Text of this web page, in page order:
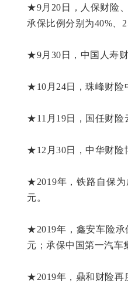
★9月20日，人保财险
承保比例分别为40%、
★9月30日，中国人寿
★10月24日，珠峰财险
★11月19日，国任财险
★12月30日，中华财险
★2019年，铁路自保为
元。
★2019年，鑫安车险承
元；承保中国第一汽车
★2019年，鼎和财险再